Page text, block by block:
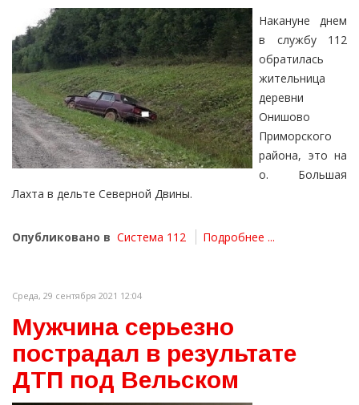
Накануне днем
в службу 112
обратилась
жительница
деревни
Онишово
Приморского
района, это на
о. Большая
Лахта в дельте Северной Двины.
Опубликовано в Система 112 Подробнее ...
Среда, 29 сентября 2021 12:04
Мужчина серьезно
пострадал в результате
ДТП под Вельском